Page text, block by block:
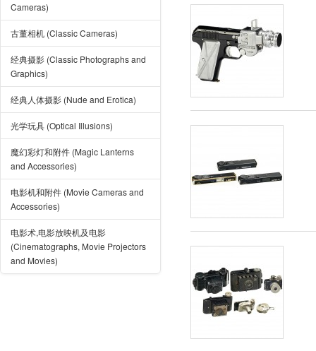
Cameras)
古董相机 (Classic Cameras)
经典摄影 (Classic Photographs and
Graphics)
经典人体摄影 (Nude and Erotica)
光学玩具 (Optical Illusions)
魔幻彩灯和附件 (Magic Lanterns
and Accessories)
电影机和附件 (Movie Cameras and
Accessories)
电影术,电影放映机及电影
(Cinematographs, Movie Projectors
and Movies)